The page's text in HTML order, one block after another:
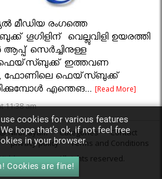
മീഡിയ രംഗത്തെ
ഗൂഗിളിന് വെല്ലുവിളി ഉയരത്തി
സെര്‍ച്ചിനുള്ള
ഫെയ്‌സ്ബുക്ക് ഇത്തവണ
ഫോണിലെ ഫെയ്‌സ്ബുക്ക്
എന്തെങ...[Read More]
11:38 am
Nirbhayam Categories
Contact
privacy policy
Terms and Conditions
. All rights reserved.
cookies for various features
We hope that’s ok, if not feel free
in your browser.
Cookies are fine!